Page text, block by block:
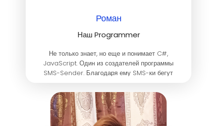
Роман
Наш Programmer
Не только знает, но еще и понимает C#,
JavaScript. Один из создателей программы
SMS-Sender. Благодаря ему SMS-ки бегут
хорошо работает.